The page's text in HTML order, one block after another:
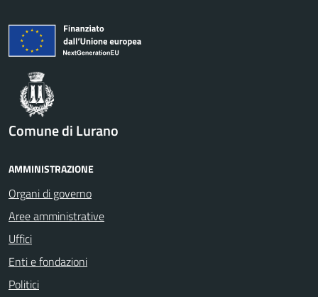
Comune di Lurano
AMMINISTRAZIONE
Organi di governo
Aree amministrative
Uffici
Enti e fondazioni
Politici